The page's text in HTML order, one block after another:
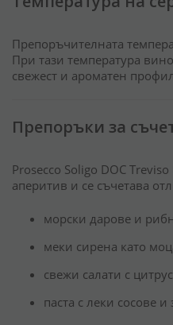
Препоръчителната
При тази температура
свежест и ароматен
Препоръки за
Prosecco Soligo DOC
аперитив и се съчетава
морски дарове и
меки сирена като
свежи салати с
паста с леки сосове и